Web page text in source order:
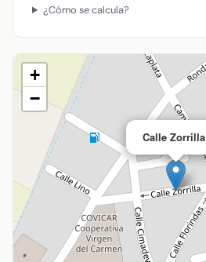
¿Cómo se calcula?
Calle Zorrilla
+
−